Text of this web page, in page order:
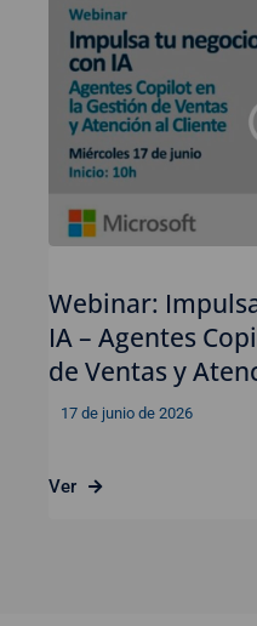
Webinar:
IA – Agentes
de Ventas y
17 de junio de 2026
Ver